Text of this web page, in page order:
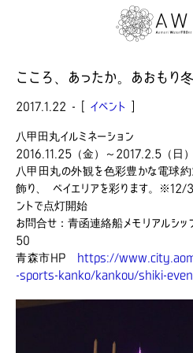
お知
こころ、あったか。あおもり
2017.1.22 - [ イベント
八甲田丸イルミネーション
2016.11.25（金）～2017.2.5（
八甲田丸の外観を色彩豊かな電球約
飾り、 ベイエリアを彩ります。※12/
ントで点灯開始
お問合せ：青函連絡船メモリアル
50
青森市HP
https://
-sports-kanko/kankou/shiki-